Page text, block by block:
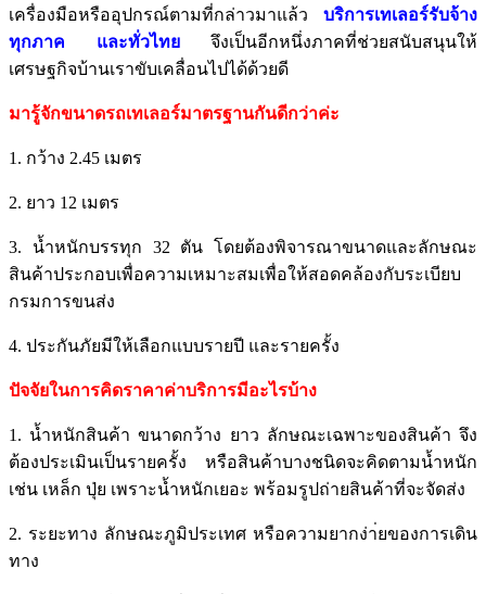
เครื่องมือหรืออุปกรณ์ตามที่กล่าวมาแล้ว บริการเทเลอร์รับจ้าง
ทุกภาค และทั่วไทยจึงเป็นอีกหนึ่งภาคที่ช่วยสนับสนุนให้
เศรษฐกิจบ้านเราขับเคลื่อนไปได้ด้วยดี
มารู้จักขนาดรถเทเลอร์มาตรฐานกันดีกว่าค่ะ
1. กว้าง 2.45 เมตร
2. ยาว 12 เมตร
3. น้ำหนักบรรทุก 32 ตัน โดยต้องพิจารณาขนาดและลักษณะ
สินค้าประกอบเพื่อความเหมาะสมเพื่อให้สอดคล้องกับระเบียบ
กรมการขนส่ง
4. ประกันภัยมีให้เลือกแบบรายปี และรายครั้ง
ปัจจัยในการคิดราคาค่าบริการมีอะไรบ้าง
1. น้ำหนักสินค้า ขนาดกว้าง ยาว ลักษณะเฉพาะของสินค้า จึง
ต้องประเมินเป็นรายครั้ง หรือสินค้าบางชนิดจะคิดตามน้ำหนัก
เช่น เหล็ก ปุ่ย เพราะน้ำหนักเยอะ พร้อมรูปถ่ายสินค้าที่จะจัดส่ง
2. ระยะทาง ลักษณะภูมิประเทศ หรือความยากง่า่ยของการเดิน
ทาง